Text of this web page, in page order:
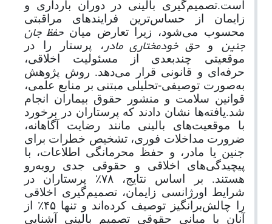
است.تصمیم‌گیری بالینی در دوران بارداری و
زایمان از حساس‌ترین فرایندهای مراقبتی
محسوب می‌شود، زیرا تعارض میانحفظ جان
جنین وحق خودمختاری مادر، پرستار را در
موقعیتی چندبعدی از مسئولیت اخلاقی،
حرفه‌ای و قانونی قرار می‌دهد. روش پژوهش
به‌صورت توصیفی-تحلیلی مبتنی بر منابع علمی،
قوانین سلامت و منشور حقوق بیماران انجام
شد.یافته‌ها نشان دادند که پرستاران در برخورد
با موقعیت‌های بالینی مانند رضایت آگاهانه،
ضرورت مداخلات فوری، تشخیص خطرات برای
جنین یا مادر، و حفظ محرمانگی اطلاعات، با
پیچیدگی‌های اخلاقی و حقوقی جدی روبه‌رو
هستند. بر اساس نتایج، ۷۸
٪ پرستاران در
شرایط اورژانسی زایمان، تصمیم‌گیری اخلاقی
را چالش‌برانگیز توصیف کرده‌اند و تنها ۴۵
٪ از
آنان با مبانی حقوقی تصمیم بالینی آشنایی